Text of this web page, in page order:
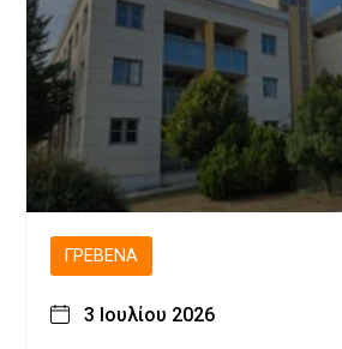
ΓΡΕΒΕΝΆ
3 Ιουλίου 2026